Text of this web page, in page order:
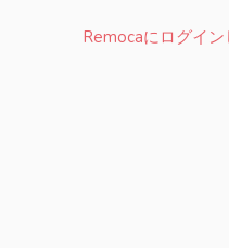
Remocaにログイ